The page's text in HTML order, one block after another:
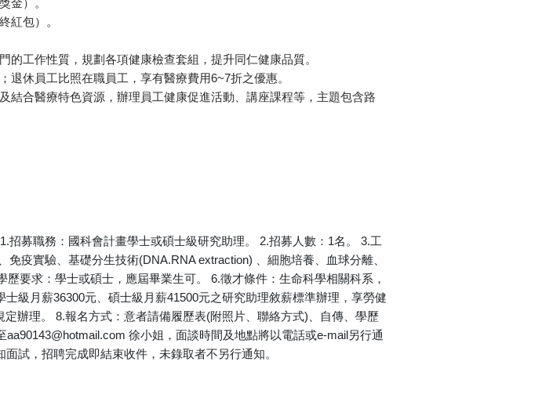
金）。
紅包）。
工作性質，規劃各項健康檢查套組，提升同仁健康品質。
休員工比照在職員工，享有醫療費用6~7折之優惠。
結合醫療特色資源，辦理員工健康促進活動、講座課程等，主題包含路
募職務：國科會計畫學士或碩士級研究助理。 2.招募人數：1名。 3.工
疫實驗、基礎分生技術(DNA.RNA extraction) 、細胞培養、血球分離、
要求：學士或碩士，應屆畢業生可。 6.徵才條件：生命科學相關科系，
級月薪36300元、碩士級月薪41500元之研究助理敘薪標準辦理，享勞健
辦理。 8.報名方式：意者請備履歷表(附照片、聯絡方式)、自傳、學歷
徐小姐，面談時間及地點將以電話或e-mail另行通
試，招聘完成即結束收件，未錄取者不另行通知。